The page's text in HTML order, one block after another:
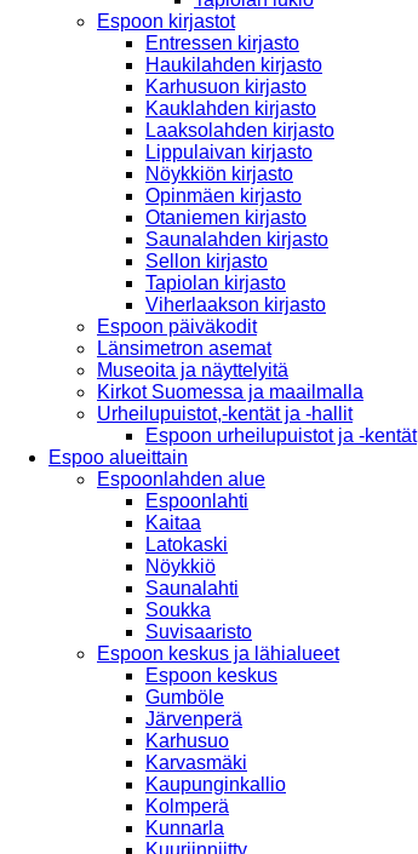
Espoon kirjastot
Entressen kirjasto
Haukilahden kirjasto
Karhusuon kirjasto
Kauklahden kirjasto
Laaksolahden kirjasto
Lippulaivan kirjasto
Nöykkiön kirjasto
Opinmäen kirjasto
Otaniemen kirjasto
Saunalahden kirjasto
Sellon kirjasto
Tapiolan kirjasto
Viherlaakson kirjasto
Espoon päiväkodit
Länsimetron asemat
Museoita ja näyttelyitä
Kirkot Suomessa ja maailmalla
Urheilupuistot,-kentät ja -hallit
Espoon urheilupuistot ja -kentät
Espoo alueittain
Espoonlahden alue
Espoonlahti
Kaitaa
Latokaski
Nöykkiö
Saunalahti
Soukka
Suvisaaristo
Espoon keskus ja lähialueet
Espoon keskus
Gumböle
Järvenperä
Karhusuo
Karvasmäki
Kaupunginkallio
Kolmperä
Kunnarla
Kuuriinniitty